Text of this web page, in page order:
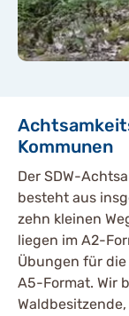
Kommunen
Der SDW-
besteht aus
zehn kleinen
liegen im A2-
Übungen für
A5-Format. Wir